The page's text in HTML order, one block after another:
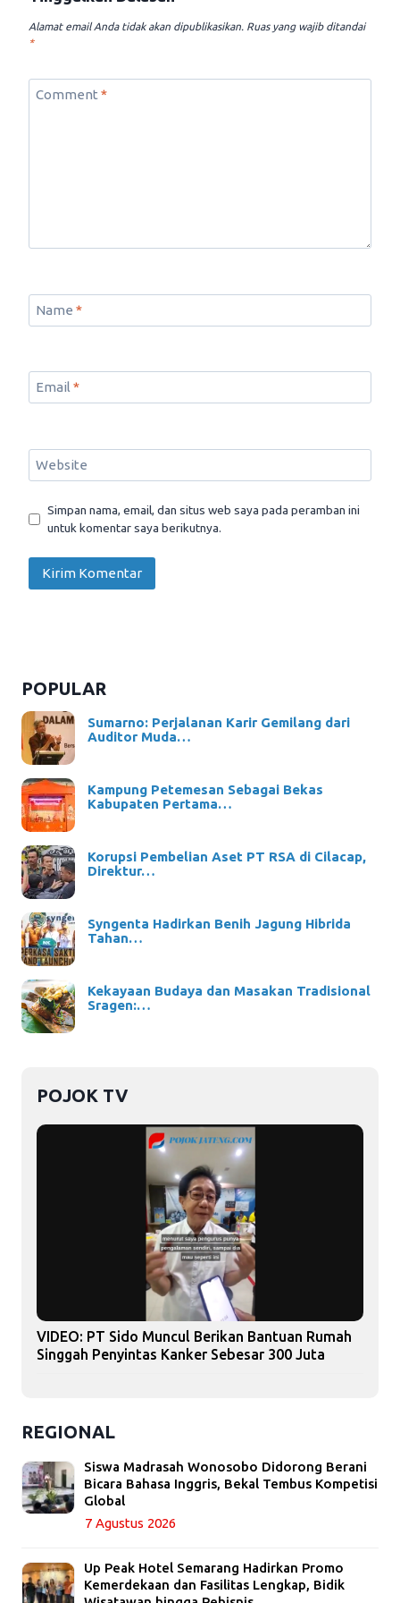
Alamat email Anda tidak akan dipublikasikan. Ruas yang wajib ditandai
*
Comment*
Name *
Email*
Website
Simpan nama, email, dan situs web saya pada peramban ini
untuk komentar saya berikutnya.
POPULAR
Sumarno: Perjalanan Karir Gemilang dari
Auditor Muda…
Kampung Petemesan Sebagai Bekas
Kabupaten Pertama…
Korupsi Pembelian Aset PT RSA di Cilacap,
Direktur…
Syngenta Hadirkan Benih Jagung Hibrida
Tahan…
Kekayaan Budaya dan Masakan Tradisional
Sragen:…
POJOK TV
VIDEO: PT Sido Muncul Berikan Bantuan Rumah
Singgah Penyintas Kanker Sebesar 300 Juta
REGIONAL
Siswa Madrasah Wonosobo Didorong Berani
Bicara Bahasa Inggris, Bekal Tembus Kompetisi
Global
7 Agustus 2026
Up Peak Hotel Semarang Hadirkan Promo
Kemerdekaan dan Fasilitas Lengkap, Bidik